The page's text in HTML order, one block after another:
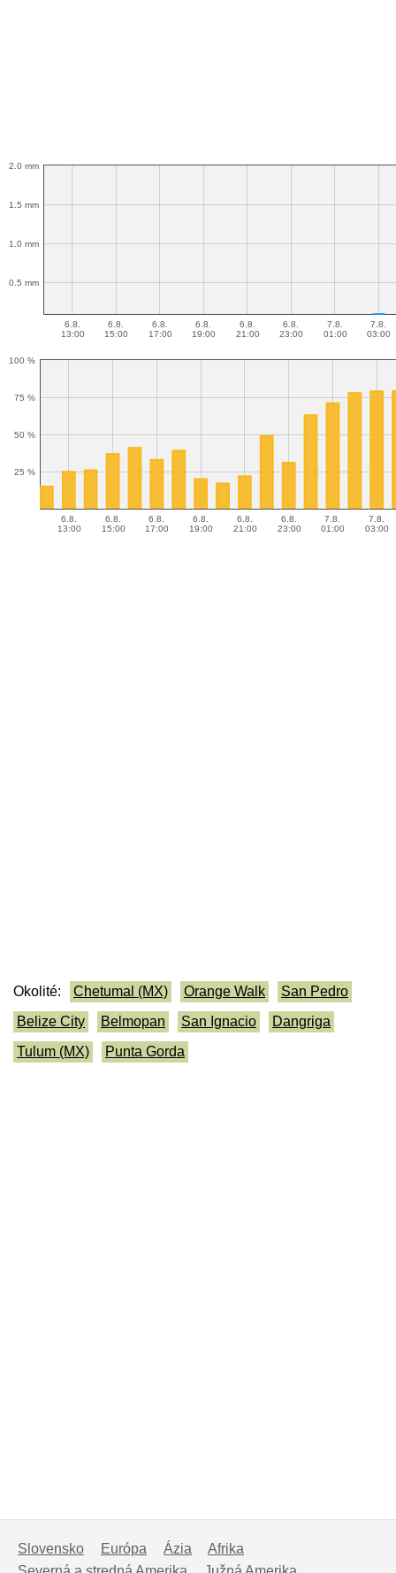
6.8.
13:00
6.8.
15:00
6.8.
17:00
6.8.
19:00
6.8.
21:00
6.8.
23:00
7.8.
01:00
7.8.
03:00
0.5 mm
1.0 mm
1.5 mm
2.0 mm
6.8.
13:00
6.8.
15:00
6.8.
17:00
6.8.
19:00
6.8.
21:00
6.8.
23:00
7.8.
01:00
7.8.
03:00
25 %
50 %
75 %
100 %
Okolité: Chetumal (MX) Orange Walk
San Pedro
Belize City
Belmopan San Ignacio
Dangriga
Tulum (MX)
Punta Gorda
Slovensko Európa Ázia
Afrika